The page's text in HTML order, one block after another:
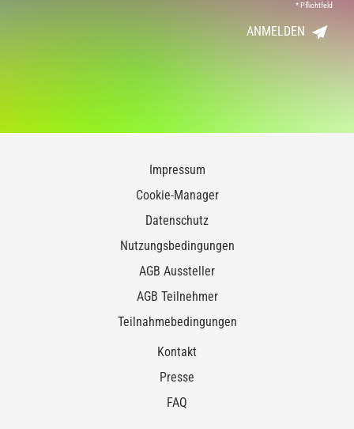
*Pflichtfeld
ANMELDEN
Impressum
Cookie-Manager
Datenschutz
Nutzungsbedingungen
AGB Aussteller
AGB Teilnehmer
Teilnahmebedingungen
Kontakt
Presse
FAQ